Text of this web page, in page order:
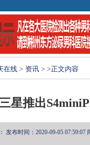
在线 > 资讯 > >正文内容
星推出
发布时间：2020-09-05 07:59:07